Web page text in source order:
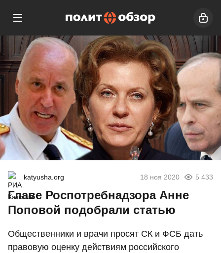
katyusha.org 18 ноя 2020 5 433
Главе Роспотребнадзора Анне
Поповой подобрали статью
Общественники и врачи просят СК и ФСБ дать
правовую оценку действиям российского